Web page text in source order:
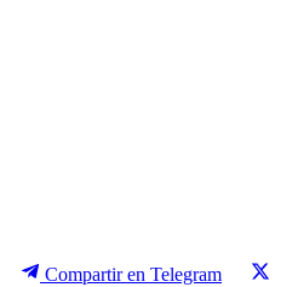
Compartir en Telegram